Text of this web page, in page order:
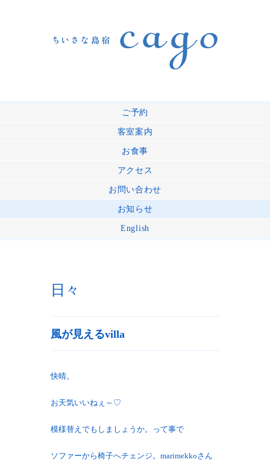
ご予約
客室案内
お食事
アクセス
お問い合わせ
お知らせ
English
日々
風が見えるvilla
快晴。
お天気いいねぇ～♡
模様替えでもしましょうか。って事で
ソファーから椅子へチェンジ。marimekkoさん